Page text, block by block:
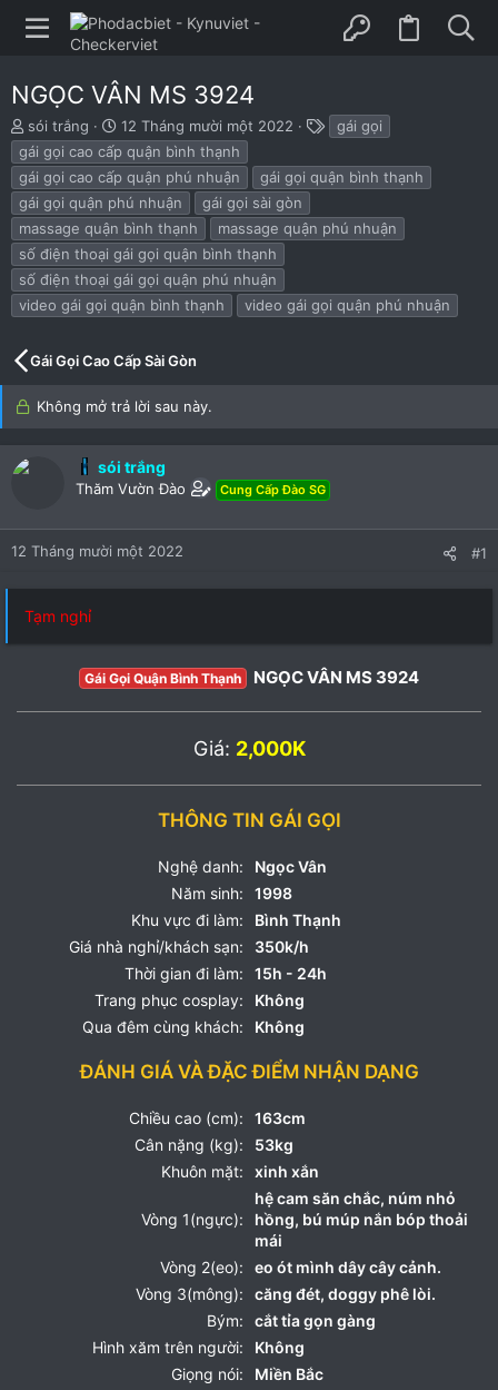
NGỌC VÂN MS 3924
B
ắ
t
đ
ầ
u
sói trắng
N
g
à
y
b
ắ
t
đ
ầ
u
12 Tháng mười một 2022
h
ẻ
gái gọi
gái gọi cao cấp quận bình thạnh
gái gọi cao cấp quận phú nhuận
gái gọi quận bình thạnh
gái gọi quận phú nhuận
gái gọi sài gòn
massage quận bình thạnh
massage quận phú nhuận
số điện thoại gái gọi quận bình thạnh
số điện thoại gái gọi quận phú nhuận
video gái gọi quận bình thạnh
video gái gọi quận phú nhuận
Gái Gọi Cao Cấp Sài Gòn
Không mở trả lời sau này.
sói trắng
Thăm Vườn Đào Cung Cấp Đào SG
12 Tháng mười một 2022 #1
Tạm nghỉ
Gái Gọi Quận Bình Thạnh NGỌC VÂN MS 3924
Giá: 2,000K
THÔNG TIN GÁI GỌI
Nghệ danh:
Ngọc Vân
Năm sinh:
1998
Khu vực đi làm:
Bình Thạnh
Giá nhà nghỉ/khách sạn:
350k/h
Thời gian đi làm:
15h - 24h
Trang phục cosplay:
Không
Qua đêm cùng khách:
Không
ĐÁNH GIÁ VÀ ĐẶC ĐIỂM NHẬN DẠNG
Chiều cao (cm):
163cm
Cân nặng (kg):
53kg
Khuôn mặt:
xinh xắn
Vòng 1(ngực):
hệ cam săn chắc, núm nhỏ
hồng, bú múp nắn bóp thoải
mái
Vòng 2(eo):
eo ót mình dây cây cảnh.
Vòng 3(mông):
căng đét, doggy phê lòi.
Bým:
cắt tỉa gọn gàng
Hình xăm trên người:
Không
Giọng nói:
Miền Bắc